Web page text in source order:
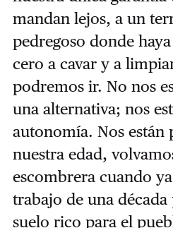
mandan lejos, a un
pedregoso donde
cero a cavar y a
podremos ir. No nos
una alternativa; nos
autonomía. Nos están
nuestra edad,
escombrera cuando
trabajo de una
suelo rico para el